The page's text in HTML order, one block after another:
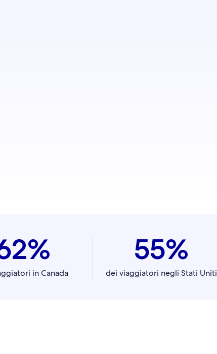
in Canada
55%
dei viaggiatori negli Stati Uniti